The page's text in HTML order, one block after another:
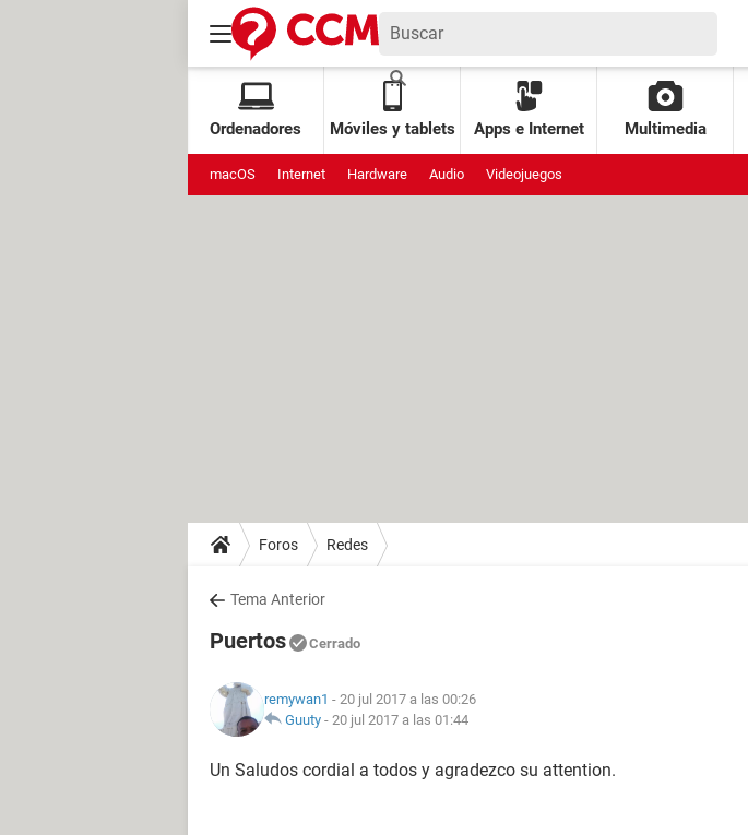
Ordenadores Móviles y tablets Apps e Internet Multimedia
macOS Internet Hardware Audio Videojuegos
Foros Redes
Tema Anterior
Puertos Cerrado
remywan1 - 20 jul 2017 a las 00:26
Guuty - 20 jul 2017 a las 01:44
Un Saludos cordial a todos y agradezco su attention.